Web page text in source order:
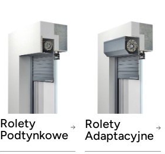
Rolety
Podtynkowe
Rolety
Adaptacyjne